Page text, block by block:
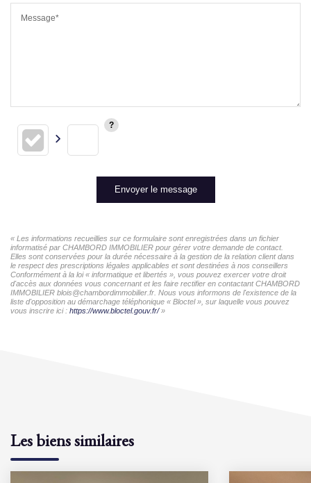
Message*
Envoyer le message
« Les informations recueillies sur ce formulaire sont enregistrées dans un fichier
informatisé par CHAMBORD IMMOBILIER pour gérer votre demande de contact.
Elles sont conservées pour la durée nécessaire à la gestion de la relation client dans
le respect des prescriptions légales applicables et sont destinées à nos conseillers
Conformément à la loi « informatique et libertés », vous pouvez exercer votre droit
d'accès aux données vous concernant et les faire rectifier en contactant CHAMBORD
IMMOBILIER blois@chambordimmobilier.fr. Nous vous informons de l'existence de la
liste d'opposition au démarchage téléphonique « Bloctel », sur laquelle vous pouvez
vous inscrire ici : https://www.bloctel.gouv.fr/»
Les biens similaires